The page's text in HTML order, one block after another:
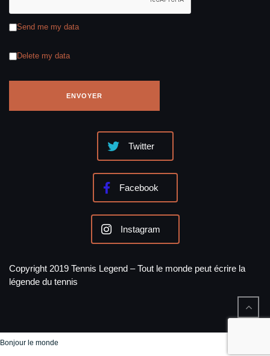
Send me my data
Delete my data
Twitter
Facebook
Instagram
Copyright 2019 Tennis Legend – Tout le monde peut écrire la
légende du tennis
Bonjour le monde